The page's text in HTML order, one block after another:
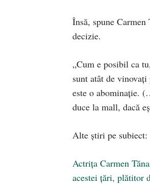
Însă, spune
decizie.
„Cum e posibil ca
sunt atât de
este o abominație.
duce la mall, dacă
Alte știri pe subiect:
Actrița Carmen
acestei țări, plătitor